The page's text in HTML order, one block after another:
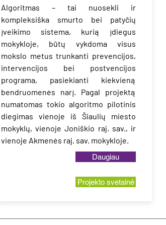
Algoritmas – tai nuosekli ir
kompleksiška smurto bei patyčių
įveikimo sistema, kurią įdiegus
mokykloje, būtų vykdoma visus
mokslo metus trunkanti prevencijos,
intervencijos bei postvencijos
programa, pasiekianti kiekvieną
bendruomenės narį. Pagal projektą
numatomas tokio algoritmo pilotinis
diegimas vienoje iš Šiaulių miesto
mokyklų, vienoje Joniškio raj. sav., ir
vienoje Akmenės raj. sav. mokykloje.
Daugiau
Projekto svetainė